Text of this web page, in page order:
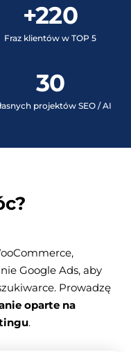
+220
Fraz klientów w TOP 5
30
projektów SEO / AI
Google Ads, aby
Prowadzę
oparte na
.